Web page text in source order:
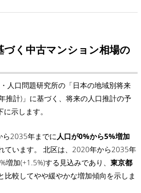
づく中古マンション相場の
人口問題研究所の「日本の地域別将来
推計)」に基づく、将来の人口推計の予
示します。
2035年までに 人口が0%から5%増加
ています。 北区は、2020年から2035年
増加(+1.5%)する見込みであり、 東京都
比較してやや緩やかな増加傾向を示しま